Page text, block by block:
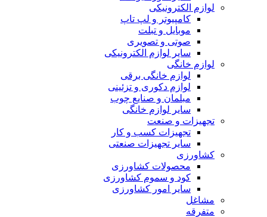
لوازم الکترونیکی
کامپیوتر و لپ تاپ
موبایل و تبلت
صوتی و تصویری
سایر لوازم الکترونیکی
لوازم خانگی
لوازم خانگی برقی
لوازم دکوری و تزئینی
مبلمان و صنایع چوب
سایر لوازم خانگی
تجهیزات و صنعت
تجهیزات کسب و کار
سایر تجهیزات صنعتی
کشاورزی
محصولات کشاورزی
کود و سموم کشاورزی
سایر امور کشاورزی
مشاغل
متفرقه